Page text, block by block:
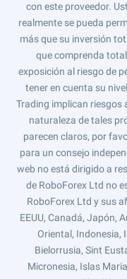
con este proveedor.
realmente se pueda
más que su inversión
que comprenda
exposición al riesgo de
tener en cuenta su
Trading implican riesgos
naturaleza de tales
parecen claros, por
para un consejo
web no está dirigido a
de RoboForex Ltd no
RoboForex Ltd y sus
EEUU, Canadá, Japón,
Oriental, Indonesia,
Bielorrusia, Sint
Micronesia, Islas